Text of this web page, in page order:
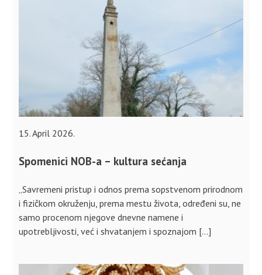
15. April 2026.
Spomenici NOB-a – kultura sećanja
„Savremeni pristup i odnos prema sopstvenom prirodnom
i fizičkom okruženju, prema mestu života, određeni su, ne
samo procenom njegove dnevne namene i
upotrebljivosti, već i shvatanjem i spoznajom […]